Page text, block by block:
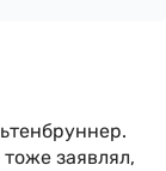
заявлял,